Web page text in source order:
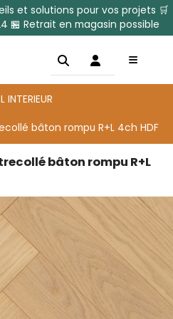
et solutions pour vos projets 🛒
🏪 Retrait en magasin possible
INTERIEUR
bâton rompu R+L 4ch HDF
bâton rompu R+L